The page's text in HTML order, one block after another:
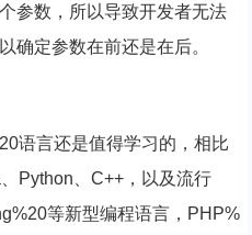
参数，所以导致开发者无法
确定参数在前还是在后。
语言还是值得学习的，相比
Python、C++，以及流行
等新型编程语言，PHP%